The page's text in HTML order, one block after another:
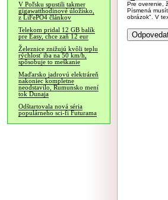
V Poľsku spustili takmer
gigawatthodinové úložisko,
z LiFePO4 článkov
Telekom pridal 12 GB balík
pre Easy, chce zaň 12 eur
Železnice znižujú kvôli teplu
rýchlosť iba na 50 km/h,
spôsobuje to meškanie
Maďarsko jadrovú elektráreň
nakoniec kompletne
neodstavilo, Rumunsko mení
tok Dunaja
Odštartovala nová séria
populárneho sci-fi Futurama
Pre overenie,
Písmená
obrázok". V